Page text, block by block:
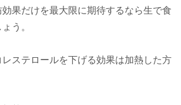
果だけを最大限に期待するなら生で食
う。
ステロールを下げる効果は加熱した方